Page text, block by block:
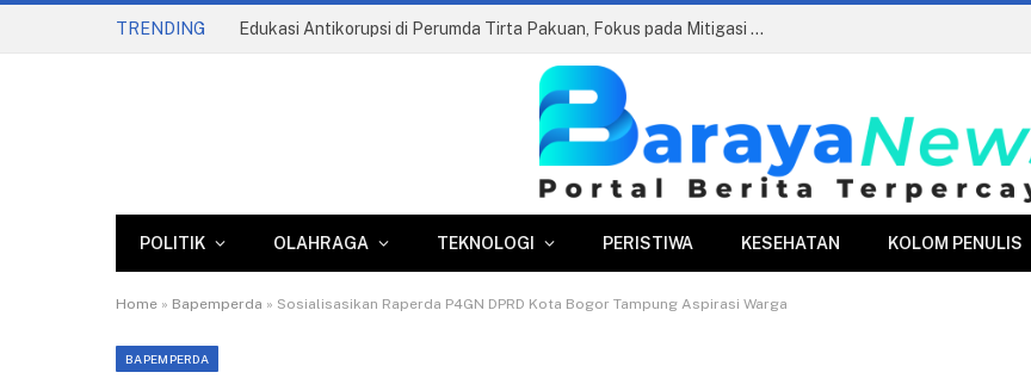
TRENDING Edukasi Antikorupsi di Perumda Tirta Pakuan, Fokus pada Mitigasi Risiko dan AGHT
POLITIK OLAHRAGA TEKNOLOGI PERISTIWA KESEHATAN KOLOM PENULIS
Home » Bapemperda » Sosialisasikan Raperda P4GN DPRD Kota Bogor Tampung Aspirasi Warga
BAPEMPERDA